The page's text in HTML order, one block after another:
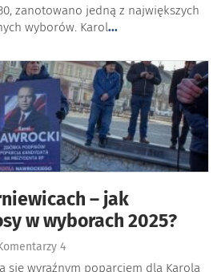
zanotowano jedną z największych
wyborów. Karol...
– jak
w wyborach 2025?
4
się wyraźnym poparciem dla Karola